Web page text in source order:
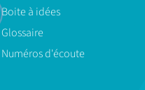
Boite à idées
Glossaire
Numéros d'écoute